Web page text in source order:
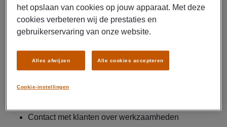
Manpower zoekt een Leerling allround medewerker
voor een bedrijf in Hengelo.
Als Leerling allround medewerker ga jij je bezighouden
werkzaamheden
Contact met klanten over werkzaamheden
het opslaan van cookies op jouw apparaat. Met deze
cookies verbeteren wij de prestaties en
gebruikerservaring van onze website.
Cookie-instellingen
Alles afwijzen Alle cookies accepteren